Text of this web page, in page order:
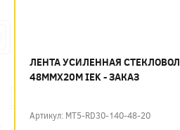
ЛЕНТА УСИЛЕННАЯ
48ММХ20М IEK - ЗАКАЗ
Артикул: MT5-RD30-140-48-20